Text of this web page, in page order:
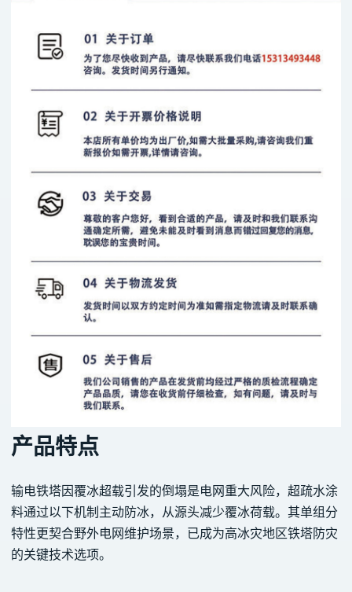
产品特点
输电铁塔因覆冰超载引发的倒塌是电网重大风险，超疏水涂
料通过以下机制主动防冰，从源头减少覆冰荷载。其单组分
特性更契合野外电网维护场景，已成为高冰灾地区铁塔防灾
的关键技术选项。